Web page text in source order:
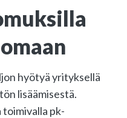
hyötyä yrityksellä
lisäämisestä.
pk-